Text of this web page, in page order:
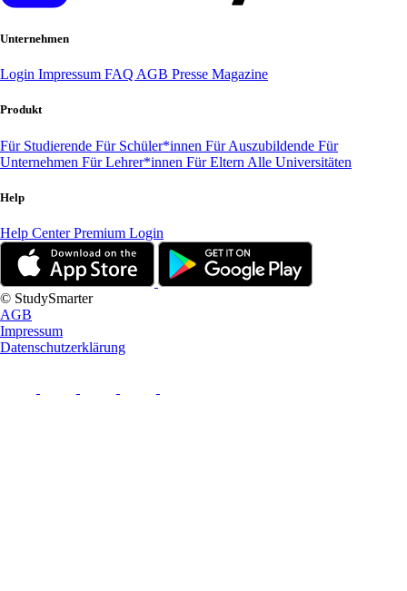
Unternehmen
Login Impressum FAQ AGB Presse Magazine
Produkt
Für Studierende Für Schüler*innen Für Auszubildende Für
Unternehmen Für Lehrer*innen Für Eltern Alle Universitäten
Help
Help CenterPremium Login
© StudySmarter
AGB
Impressum
Datenschutzerklärung